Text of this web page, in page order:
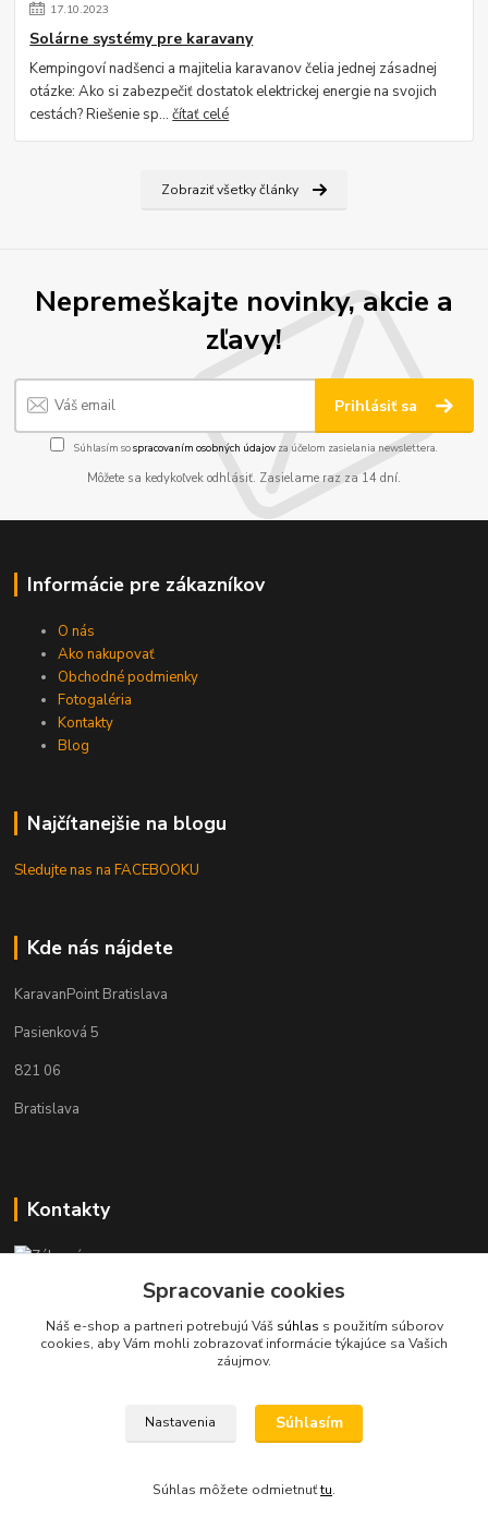
17.10.2023
Solárne systémy pre karavany
Kempingoví nadšenci a majitelia karavanov čelia jednej zásadnej
otázke: Ako si zabezpečiť dostatok elektrickej energie na svojich
cestách? Riešenie sp...čítať celé
Zobraziť všetky články
Nepremeškajte novinky, akcie a
zľavy!
Prihlásiť sa
Súhlasím sospracovaním osobných údajov za účelom zasielania newslettera.
Môžete sa kedykoľvek odhlásiť. Zasielame raz za 14 dní.
Informácie pre zákazníkov
O nás
Ako nakupovať
Obchodné podmienky
Fotogaléria
Kontakty
Blog
Najčítanejšie na blogu
Sledujte nas na FACEBOOKU
Kde nás nájdete
KaravanPoint Bratislava
Pasienková 5
821 06
Bratislava
Kontakty
Zákaznícka podpora KaravanPoint
+421902309993
(Po-Pia, 9-18 hod.)
info@karavanpoint.sk
Spracovanie cookies
Náš e-shop a partneri potrebujú Váš súhlas s použitím súborov
cookies, aby Vám mohli zobrazovať informácie týkajúce sa Vašich
záujmov.
Nastavenia Súhlasím
Súhlas môžete odmietnuťtu.